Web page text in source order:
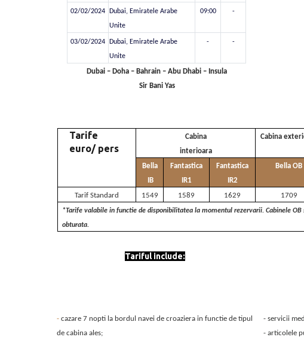
02/02/2024
Dubai, Emiratele Arabe
Unite
09:00 -
03/02/2024
Dubai, Emiratele Arabe
Unite
- -
Dubai – Doha – Bahrain – Abu Dhabi – Insula
Sir Bani Yas
Tarife
euro/ pers
Cabina
interioara
Cabina
Bella
IB
Fantastica
IR1
Fantastica
IR2
Bella OB
Tarif Standard
1549 1589 1629 1709
*Tarife valabile in functie de disponibilitatea la momentul rezervarii. Cabinele OB
obturata.
Tariful include:
- cazare 7 nopti la bordul navei de croaziera in functie de tipul
de cabina ales;
- servicii
- articolele